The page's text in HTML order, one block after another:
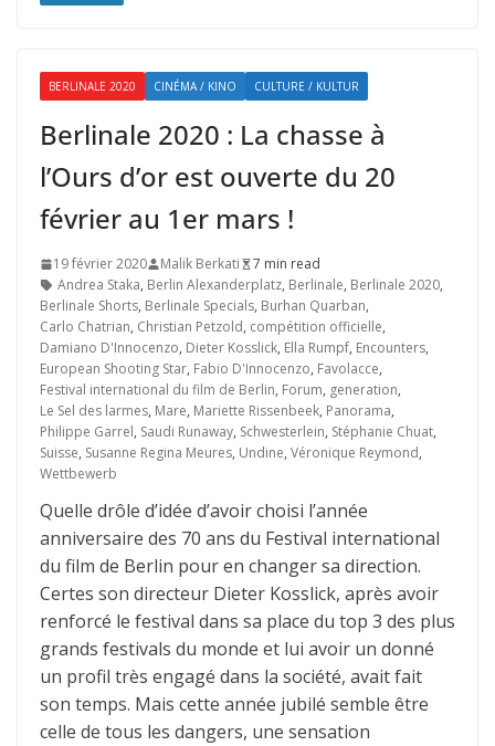
BERLINALE 2020 CINÉMA / KINO CULTURE / KULTUR
Berlinale 2020 : La chasse à
l’Ours d’or est ouverte du 20
février au 1er mars !
19 février 2020 Malik Berkati
7 min read
Andrea Staka, Berlin Alexanderplatz, Berlinale, Berlinale 2020,
Berlinale Shorts, Berlinale Specials, Burhan Quarban,
Carlo Chatrian, Christian Petzold, compétition officielle,
Damiano D'Innocenzo, Dieter Kosslick, Ella Rumpf, Encounters,
European Shooting Star, Fabio D'Innocenzo, Favolacce,
Festival international du film de Berlin, Forum, generation,
Le Sel des larmes, Mare, Mariette Rissenbeek, Panorama,
Philippe Garrel, Saudi Runaway, Schwesterlein, Stéphanie Chuat,
Suisse, Susanne Regina Meures, Undine, Véronique Reymond,
Wettbewerb
Quelle drôle d’idée d’avoir choisi l’année
anniversaire des 70 ans du Festival international
du film de Berlin pour en changer sa direction.
Certes son directeur Dieter Kosslick, après avoir
renforcé le festival dans sa place du top 3 des plus
grands festivals du monde et lui avoir un donné
un profil très engagé dans la société, avait fait
son temps. Mais cette année jubilé semble être
celle de tous les dangers, une sensation